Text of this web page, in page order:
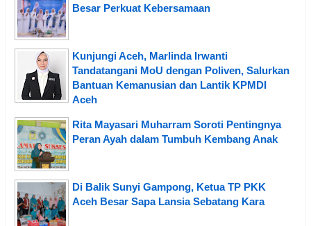
Besar Perkuat Kebersamaan
Kunjungi Aceh, Marlinda Irwanti
Tandatangani MoU dengan Poliven, Salurkan
Bantuan Kemanusian dan Lantik KPMDI
Aceh
Rita Mayasari Muharram Soroti Pentingnya
Peran Ayah dalam Tumbuh Kembang Anak
Di Balik Sunyi Gampong, Ketua TP PKK
Aceh Besar Sapa Lansia Sebatang Kara